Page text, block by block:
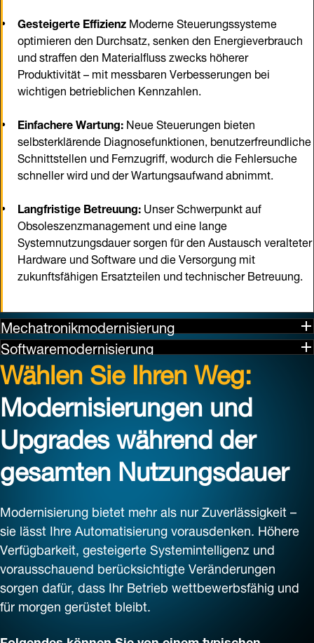
Gesteigerte EffizienzModerne Steuerungssysteme
optimieren den Durchsatz, senken den Energieverbrauch
und straffen den Materialfluss zwecks höherer
Produktivität – mit messbaren Verbesserungen bei
wichtigen betrieblichen Kennzahlen.
Einfachere Wartung:Neue Steuerungen bieten
selbsterklärende Diagnosefunktionen, benutzerfreundliche
Schnittstellen und Fernzugriff, wodurch die Fehlersuche
schneller wird und der Wartungsaufwand abnimmt.
Langfristige Betreuung:Unser Schwerpunkt auf
Obsoleszenzmanagement und eine lange
Systemnutzungsdauer sorgen für den Austausch veralteter
Hardware und Software und die Versorgung mit
zukunftsfähigen Ersatzteilen und technischer Betreuung.
Mechatronikmodernisierung
Softwaremodernisierung
Wählen Sie Ihren Weg:
Modernisierungen und
Upgrades während der
gesamten Nutzungsdauer
Modernisierung bietet mehr als nur Zuverlässigkeit –
sie lässt Ihre Automatisierung vorausdenken. Höhere
Verfügbarkeit, gesteigerte Systemintelligenz und
vorausschauend berücksichtigte Veränderungen
sorgen dafür, dass Ihr Betrieb wettbewerbsfähig und
für morgen gerüstet bleibt.